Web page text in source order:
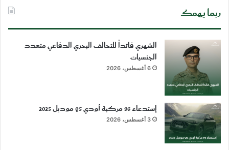
ربما يهمك
الشهري قائداً للتحالف البحري الدفاعي متعدد
الجنسيات
6 أغسطس، 2026
إستدعاء 96 مركبة أودي Q5 موديل 2025
3 أغسطس، 2026